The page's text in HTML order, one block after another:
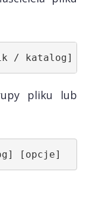
/ katalog]
pliku lub
[opcje]